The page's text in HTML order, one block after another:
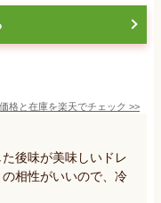
価格と在庫を楽天でチェック >>
後味が美味しいドレ
相性がいいので、冷